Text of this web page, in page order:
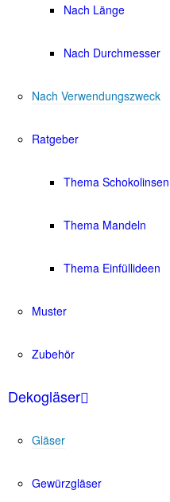
Nach Länge
Nach Durchmesser
Nach Verwendungszweck
Ratgeber
Thema Schokolinsen
Thema Mandeln
Thema Einfüllideen
Muster
Zubehör
Dekogläser
Gläser
Gewürzgläser